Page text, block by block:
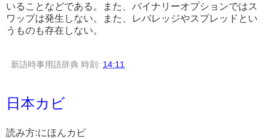
いることなどである。また、バイナリーオプションではス
ワップは発生しない。また、レバレッジやスプレッドとい
うものも存在しない。
新語時事用語辞典 時刻: 14:11
日本カビ
読み方:にほんカビ